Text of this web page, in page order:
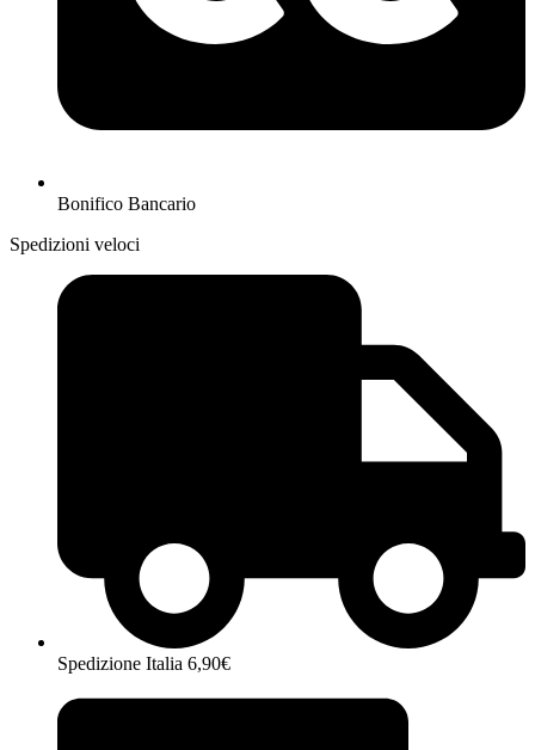
Bonifico Bancario
Spedizioni veloci
Spedizione Italia 6,90€